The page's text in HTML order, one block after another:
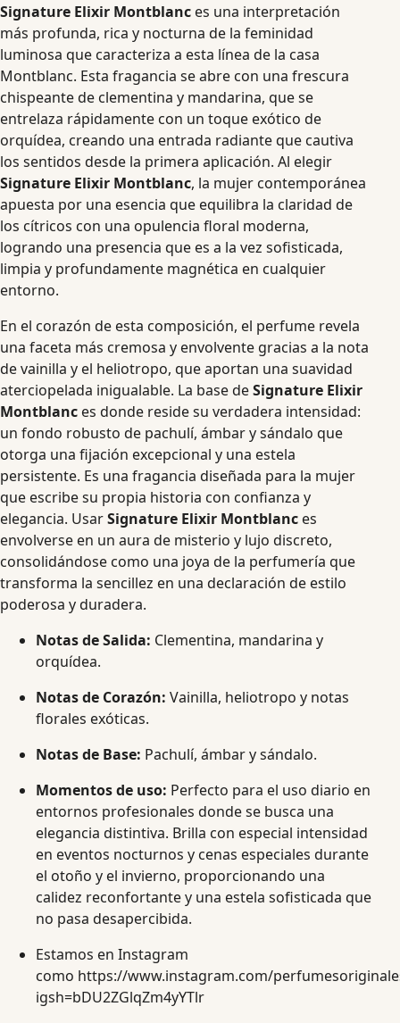
Signature Elixir Montblanc es una interpretación
más profunda, rica y nocturna de la feminidad
luminosa que caracteriza a esta línea de la casa
Montblanc. Esta fragancia se abre con una frescura
chispeante de clementina y mandarina, que se
entrelaza rápidamente con un toque exótico de
orquídea, creando una entrada radiante que cautiva
los sentidos desde la primera aplicación. Al elegir
Signature Elixir Montblanc, la mujer contemporánea
apuesta por una esencia que equilibra la claridad de
los cítricos con una opulencia floral moderna,
logrando una presencia que es a la vez sofisticada,
limpia y profundamente magnética en cualquier
entorno.
En el corazón de esta composición, el perfume revela
una faceta más cremosa y envolvente gracias a la nota
de vainilla y el heliotropo, que aportan una suavidad
aterciopelada inigualable. La base deSignature Elixir
Montblanc es donde reside su verdadera intensidad:
un fondo robusto de pachulí, ámbar y sándalo que
otorga una fijación excepcional y una estela
persistente. Es una fragancia diseñada para la mujer
que escribe su propia historia con confianza y
elegancia. UsarSignature Elixir Montblanc es
envolverse en un aura de misterio y lujo discreto,
consolidándose como una joya de la perfumería que
transforma la sencillez en una declaración de estilo
poderosa y duradera.
Notas de Salida: Clementina, mandarina y
orquídea.
Notas de Corazón: Vainilla, heliotropo y notas
florales exóticas.
Notas de Base: Pachulí, ámbar y sándalo.
Momentos de uso: Perfecto para el uso diario en
entornos profesionales donde se busca una
elegancia distintiva. Brilla con especial intensidad
en eventos nocturnos y cenas especiales durante
el otoño y el invierno, proporcionando una
calidez reconfortante y una estela sofisticada que
no pasa desapercibida.
Estamos en Instagram
como https://www.instagram.com/
igsh=bDU2ZGlqZm4yYTlr